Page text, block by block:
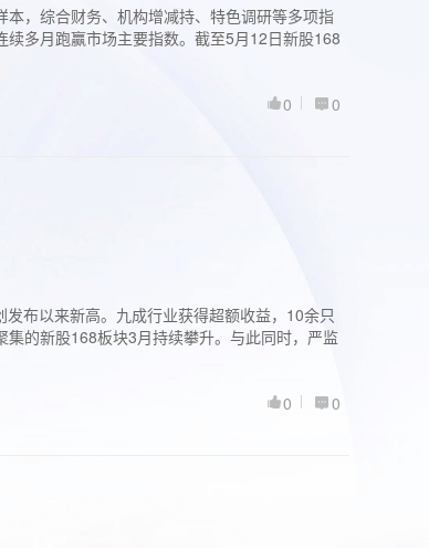
，综合财务、机构增减持、特色调研等多项指
多月跑赢市场主要指数。截至5月12日新股168
0
0
布以来新高。九成行业获得超额收益，10余只
集的新股168板块3月持续攀升。与此同时，严监
0
0